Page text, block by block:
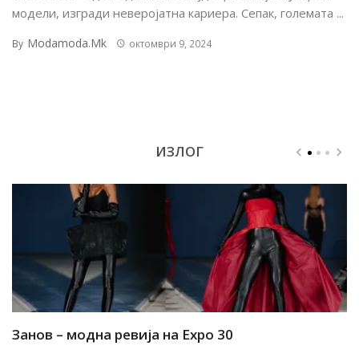
модели, изгради неверојатна кариера. Сепак, големата ...
By Modamoda.mk октомври 9, 2024
ИЗЛОГ
Занов – модна ревија на Expo 30